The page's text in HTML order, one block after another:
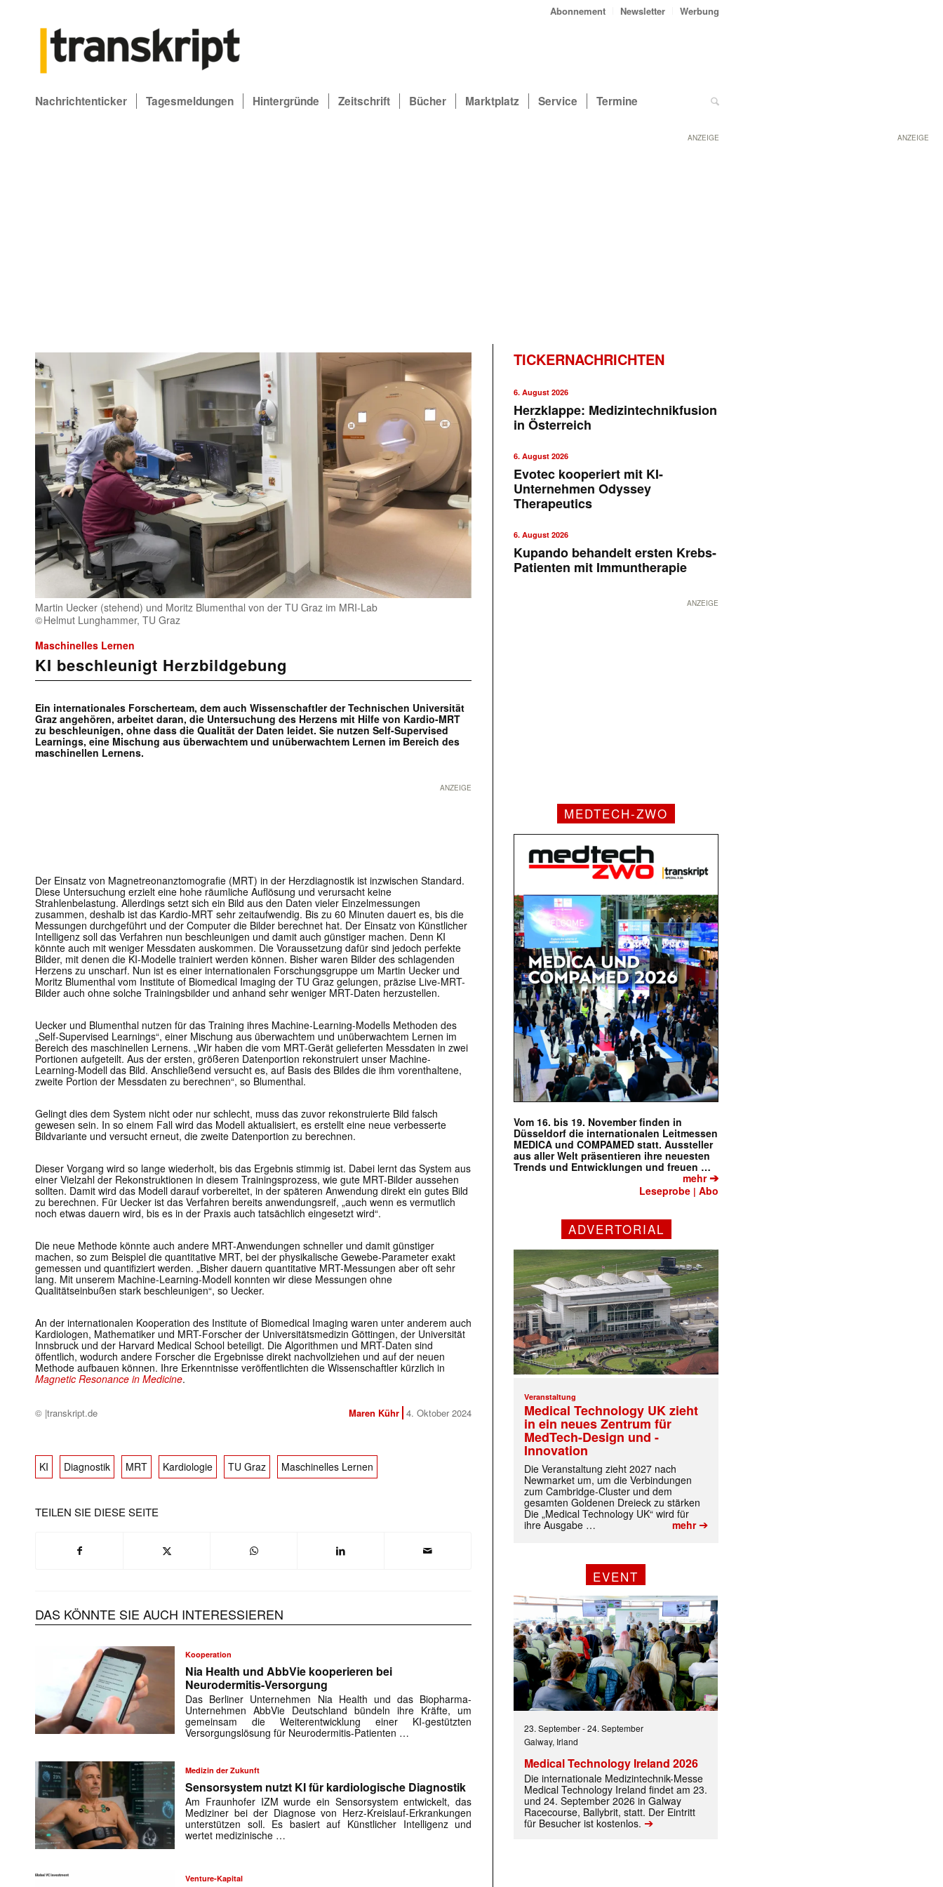
ANZEIGE
Mit dem |transkript-Newsletter jede Woche aktuell informiert.
E-
Mail
Abonnement Newsletter Werbung
Nachrichtenticker Tagesmeldungen Hintergründe Zeitschrift Bücher Marktplatz Service Termine
ANZEIGE
Martin Uecker (stehend) und Moritz Blumenthal von der TU Graz im MRI-Lab
Helmut Lunghammer, TU Graz
Maschinelles Lernen
KI beschleunigt Herzbildgebung
Ein internationales Forscherteam, dem auch Wissenschaftler der Technischen Universität
Graz angehören, arbeitet daran, die Untersuchung des Herzens mit Hilfe von Kardio-MRT
zu beschleunigen, ohne dass die Qualität der Daten leidet. Sie nutzen Self-Supervised
Learnings, eine Mischung aus überwachtem und unüberwachtem Lernen im Bereich des
maschinellen Lernens.
ANZEIGE
Der Einsatz von Magnetreonanztomografie (MRT) in der Herzdiagnostik ist inzwischen Standard.
Diese Untersuchung erzielt eine hohe räumliche Auflösung und verursacht keine
Strahlenbelastung. Allerdings setzt sich ein Bild aus den Daten vieler Einzelmessungen
zusammen, deshalb ist das Kardio-MRT sehr zeitaufwendig. Bis zu 60 Minuten dauert es, bis die
Messungen durchgeführt und der Computer die Bilder berechnet hat. Der Einsatz von Künstlicher
Intelligenz soll das Verfahren nun beschleunigen und damit auch günstiger machen. Denn KI
könnte auch mit weniger Messdaten auskommen. Die Voraussetzung dafür sind jedoch perfekte
Bilder, mit denen die KI-Modelle trainiert werden können. Bisher waren Bilder des schlagenden
Herzens zu unscharf. Nun ist es einer internationalen Forschungsgruppe um Martin Uecker und
Moritz Blumenthal vom Institute of Biomedical Imaging der TU Graz gelungen, präzise Live-MRT-
Bilder auch ohne solche Trainingsbilder und anhand sehr weniger MRT-Daten herzustellen.
Uecker und Blumenthal nutzen für das Training ihres Machine-Learning-Modells Methoden des
„Self-Supervised Learnings“, einer Mischung aus überwachtem und unüberwachtem Lernen im
Bereich des maschinellen Lernens. „Wir haben die vom MRT-Gerät gelieferten Messdaten in zwei
Portionen aufgeteilt. Aus der ersten, größeren Datenportion rekonstruiert unser Machine-
Learning-Modell das Bild. Anschließend versucht es, auf Basis des Bildes die ihm vorenthaltene,
zweite Portion der Messdaten zu berechnen“, so Blumenthal.
Gelingt dies dem System nicht oder nur schlecht, muss das zuvor rekonstruierte Bild falsch
gewesen sein. In so einem Fall wird das Modell aktualisiert, es erstellt eine neue verbesserte
Bildvariante und versucht erneut, die zweite Datenportion zu berechnen.
Dieser Vorgang wird so lange wiederholt, bis das Ergebnis stimmig ist. Dabei lernt das System aus
einer Vielzahl der Rekonstruktionen in diesem Trainingsprozess, wie gute MRT-Bilder aussehen
sollten. Damit wird das Modell darauf vorbereitet, in der späteren Anwendung direkt ein gutes Bild
zu berechnen. Für Uecker ist das Verfahren bereits anwendungsreif, „auch wenn es vermutlich
noch etwas dauern wird, bis es in der Praxis auch tatsächlich eingesetzt wird“.
Die neue Methode könnte auch andere MRT-Anwendungen schneller und damit günstiger
machen, so zum Beispiel die quantitative MRT, bei der physikalische Gewebe-Parameter exakt
gemessen und quantifiziert werden. „Bisher dauern quantitative MRT-Messungen aber oft sehr
lang. Mit unserem Machine-Learning-Modell konnten wir diese Messungen ohne
Qualitätseinbußen stark beschleunigen“, so Uecker.
An der internationalen Kooperation des Institute of Biomedical Imaging waren unter anderem auch
Kardiologen, Mathematiker und MRT-Forscher der Universitätsmedizin Göttingen, der Universität
Innsbruck und der Harvard Medical School beteiligt. Die Algorithmen und MRT-Daten sind
öffentlich, wodurch andere Forscher die Ergebnisse direkt nachvollziehen und auf der neuen
Methode aufbauen können. Ihre Erkenntnisse veröffentlichten die Wissenschaftler kürzlich in
Magnetic Resonance in Medicine.
© |transkript.de Maren Kühr 4. Oktober 2024
KI Diagnostik MRT Kardiologie TU Graz Maschinelles Lernen
TEILEN SIE DIESE SEITE
DAS KÖNNTE SIE AUCH INTERESSIEREN
Kooperation
Nia Health und AbbVie kooperieren bei
Neurodermitis-Versorgung
Das Berliner Unternehmen Nia Health und das Biopharma-
Unternehmen AbbVie Deutschland bündeln ihre Kräfte, um
gemeinsam die Weiterentwicklung einer KI-gestützten
Versorgungslösung für Neurodermitis-Patienten …
Medizin der Zukunft
Sensorsystem nutzt KI für kardiologische Diagnostik
Am Fraunhofer IZM wurde ein Sensorsystem entwickelt, das
Mediziner bei der Diagnose von Herz-Kreislauf-Erkrankungen
unterstützen soll. Es basiert auf Künstlicher Intelligenz und
wertet medizinische …
Venture-Kapital
TICKERNACHRICHTEN
6. August 2026
Herzklappe: Medizintechnikfusion
in Österreich
6. August 2026
Evotec kooperiert mit KI-
Unternehmen Odyssey
Therapeutics
6. August 2026
Kupando behandelt ersten Krebs-
Patienten mit Immuntherapie
ANZEIGE
MEDTECH-ZWO
Vom 16. bis 19. November finden in
Düsseldorf die internationalen Leitmessen
MEDICA und COMPAMED statt. Aussteller
aus aller Welt präsentieren ihre neuesten
Trends und Entwicklungen und freuen …
mehr➔
Leseprobe |Abo
ADVERTORIAL
Veranstaltung
Medical Technology UK zieht
in ein neues Zentrum für
MedTech-Design und -
Innovation
Die Veranstaltung zieht 2027 nach
Newmarket um, um die Verbindungen
zum Cambridge-Cluster und dem
gesamten Goldenen Dreieck zu stärken
Die „Medical Technology UK“ wird für
ihre Ausgabe …
mehr➔
EVENT
23. September-24. September
Galway, Irland
Medical Technology Ireland 2026
Die internationale Medizintechnik-Messe
Medical Technology Ireland findet am 23.
und 24. September 2026 in Galway
Racecourse, Ballybrit, statt. Der Eintritt
für Besucher ist kostenlos. ➔